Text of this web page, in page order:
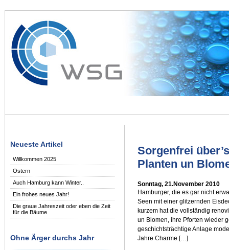
Neueste Artikel
Willkommen 2025
Ostern
Auch Hamburg kann Winter..
Ein frohes neues Jahr!
Die graue Jahreszeit oder eben die Zeit
für die Bäume
Ohne Ärger durchs Jahr
Sorgenfrei
Planten un
Sonntag, 21.November 2010
Hamburger, die es gar nicht
Seen mit einer glitzernden
kurzem hat die vollständig
un Blomen, ihre Pforten wieder
geschichtsträchtige Anlage
Jahre Charme […]